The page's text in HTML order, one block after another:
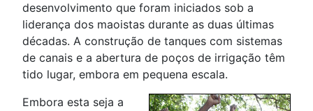
desenvolvimento que foram iniciados sob a
liderança dos maoistas durante as duas últimas
décadas. A construção de tanques com sistemas
de canais e a abertura de poços de irrigação têm
tido lugar, embora em pequena escala.
Embora esta seja a